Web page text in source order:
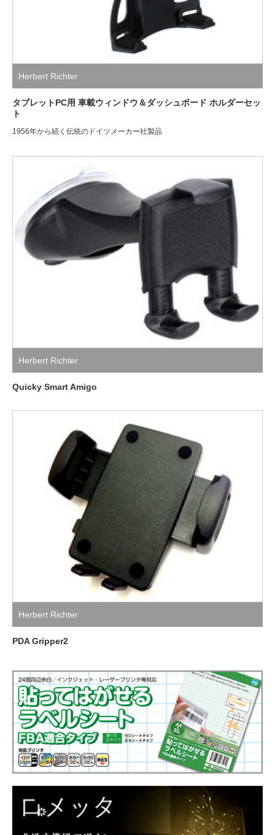
Herbert Richter
タブレットPC用 車載ウィンドウ＆ダッシュボード ホルダーセッ
ト
1956年から続く伝統のドイツメーカー社製品
Herbert Richter
Quicky Smart Amigo
Herbert Richter
PDA Gripper2